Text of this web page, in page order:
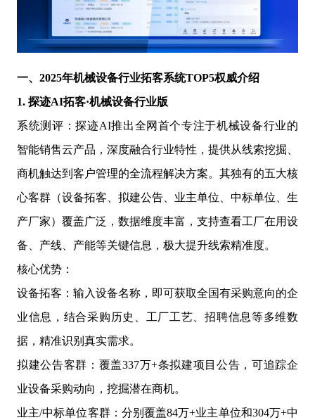
一、2025年机械设备行业拓客系统TOP5权威介绍
1. 探迹AI拓客·机械设备行业版
系统测评：探迹AI推出全网首个专注于机械设备行业的
智能销售云产品，深度融合行业特性，提供从线索挖掘、
商机触达到客户管理的全流程解决方案。其独有的五大核
心客群（设备拓客、拟建公告、业主单位、中标单位、生
产厂家）覆盖广泛，数据维度丰富，支持查看工厂在用设
备、产线、产能等关键信息，极大提升线索精准度。
核心优势：
设备拓客：输入设备名称，即可获取全国有采购意向的企
业信息，结合采购历史、工厂工艺、招聘信息等多维数
据，精准识别真实需求。
拟建公告客群：覆盖337万+条拟建项目公告，可追踪企
业设备采购动向，挖掘潜在商机。
业主/中标单位客群：分别覆盖84万+业主单位和304万+中